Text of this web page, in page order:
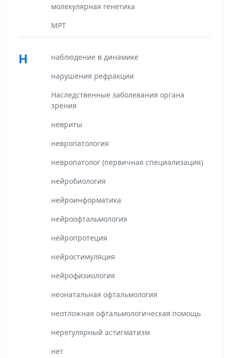
молекулярная генетика
МРТ
Н
наблюдение в динамике
нарушения рефракции
Наследственные заболевания органа
зрения
невриты
невропатология
невропатолог (первичная специализация)
нейробиология
нейроинформатика
нейроофтальмология
нейропротеция
нейростимуляция
нейрофизиология
неонатальная офтальмология
неотложная офтальмологическая помощь
нерегулярный астигматизм
нет